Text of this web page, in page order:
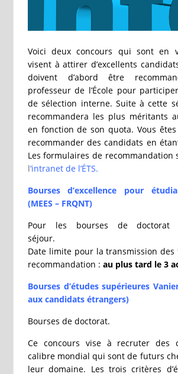
Voici deux concours qui sont en
visent à attirer d’excellents
doivent d’abord être
professeur de l’École pour
de sélection interne. Suite à cette
recommandera les plus méritants
en fonction de son quota. Vous
recommander des candidats en
Les formulaires de recommandation
l‘intranet de l’ÉTS.
Bourses d’excellence pour
(MEES – FRQNT)
Pour les bourses de
Date limite pour la transmission
recommandation : au plus tard le 3
Bourses d’études supérieures
aux candidats étrangers)
Bourses de doctorat.
Ce concours vise à recruter des
calibre mondial qui sont de futurs
leur domaine. Les trois critères